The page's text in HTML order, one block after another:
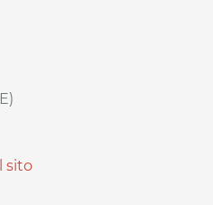
sito